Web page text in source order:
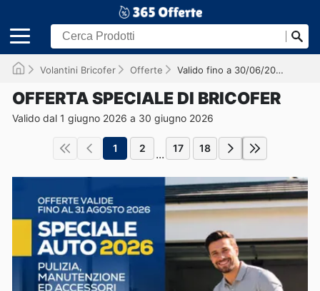
Volantini Bricofer Offerte Valido fino a 30/06/2026
OFFERTA SPECIALE DI BRICOFER
Valido dal 1 giugno 2026 a 30 giugno 2026
1 2 ... 17 18